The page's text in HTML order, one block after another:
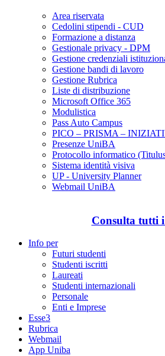
Area riservata
Cedolini stipendi - CUD
Formazione a distanza
Gestionale privacy - DPM
Gestione credenziali
Gestione bandi di lavoro
Gestione Rubrica
Liste di distribuzione
Microsoft Office 365
Modulistica
Pass Auto Campus
PICO – PRISMA –
Presenze UniBA
Protocollo informatico
Sistema identità visiva
UP - University Planner
Webmail UniBA
Consulta tutti
Info per
Futuri studenti
Studenti iscritti
Laureati
Studenti internazionali
Personale
Enti e Imprese
Esse3
Rubrica
Webmail
App Uniba